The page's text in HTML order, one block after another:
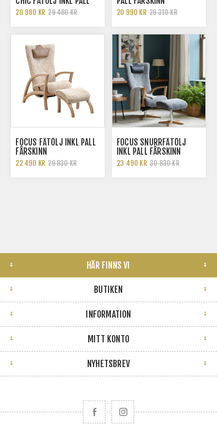
20 980 KR 29 480 KR 20 990 KR 29 310 KR
FOCUS FÅTÖLJ INKL PALL
FÅRSKINN
22 490 KR 29 830 KR
FOCUS SNURRFÅTÖLJ
INKL PALL FÅRSKINN
23 490 KR 30 830 KR
HÄR FINNS VI
BUTIKEN
INFORMATION
MITT KONTO
NYHETSBREV